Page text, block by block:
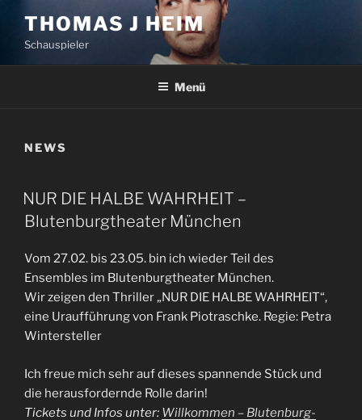
Inhalt
springen
THOMAS J HEIM
Schauspieler
Menü
NEWS
NUR DIE HALBE WAHRHEIT –
Blutenburgtheater München
Vom 27.02. bis 23.05. bin ich wieder Teil des
Ensembles im Blutenburgtheater München.
Wir zeigen den Thriller „NUR DIE HALBE WAHRHEIT“,
eine Uraufführung von Frank Piotraschke. Regie: Petra
Wintersteller
Ich freue mich sehr auf dieses spannende Stück und
die herausfordernde Rolle darin!
Tickets und Infos unter: Willkommen – Blutenburg-